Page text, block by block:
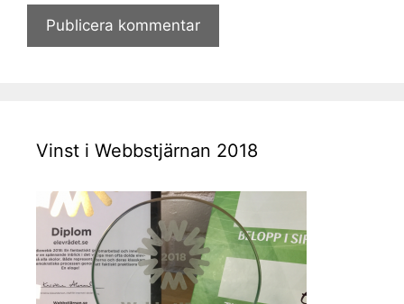
Vinst i Webbstjärnan 2018